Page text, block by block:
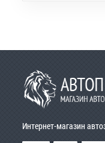
Интернет-магазин